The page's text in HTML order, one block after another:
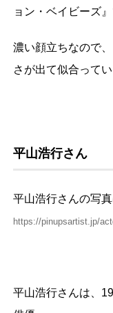
ョン・ベイビーズ
濃い顔立ちなので
さが出て似合ってい
平山浩行さん
平山浩行さんの写
https://pinupsartist.jp/
平山浩行さんは、